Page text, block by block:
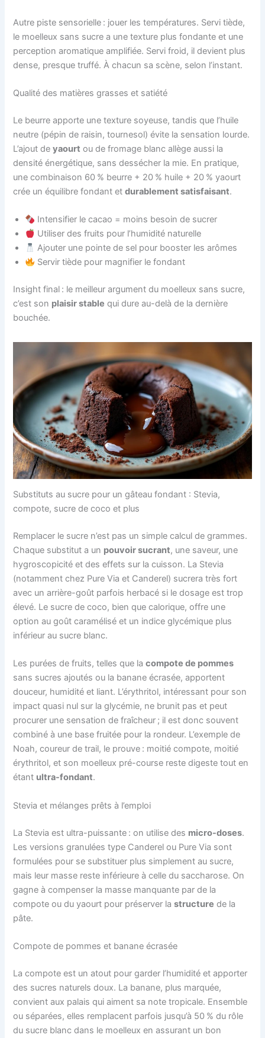
Autre piste sensorielle : jouer les températures. Servi tiède,
le moelleux sans sucre a une texture plus fondante et une
perception aromatique amplifiée. Servi froid, il devient plus
dense, presque truffé. À chacun sa scène, selon l’instant.
Qualité des matières grasses et satiété
Le beurre apporte une texture soyeuse, tandis que l’huile
neutre (pépin de raisin, tournesol) évite la sensation lourde.
L’ajout deyaourt ou de fromage blanc allège aussi la
densité énergétique, sans dessécher la mie. En pratique,
une combinaison 60 % beurre + 20 % huile + 20 % yaourt
crée un équilibre fondant etdurablement satisfaisant.
Intensifier le cacao = moins besoin de sucrer
Utiliser des fruits pour l’humidité naturelle
Ajouter une pointe de sel pour booster les arômes
Servir tiède pour magnifier le fondant
Insight final : le meilleur argument du moelleux sans sucre,
c’est son plaisir stable qui dure au-delà de la dernière
bouchée.
Substituts au sucre pour un gâteau fondant : Stevia,
compote, sucre de coco et plus
Remplacer le sucre n’est pas un simple calcul de grammes.
Chaque substitut a un pouvoir sucrant, une saveur, une
hygroscopicité et des effets sur la cuisson. La Stevia
(notamment chez Pure Via et Canderel) sucrera très fort
avec un arrière-goût parfois herbacé si le dosage est trop
élevé. Le sucre de coco, bien que calorique, offre une
option au goût caramélisé et un indice glycémique plus
inférieur au sucre blanc.
Les purées de fruits, telles que lacompote de pommes
sans sucres ajoutés ou la banane écrasée, apportent
douceur, humidité et liant. L’érythritol, intéressant pour son
impact quasi nul sur la glycémie, ne brunit pas et peut
procurer une sensation de fraîcheur ; il est donc souvent
combiné à une base fruitée pour la rondeur. L’exemple de
Noah, coureur de trail, le prouve : moitié compote, moitié
érythritol, et son moelleux pré-course reste digeste tout en
étant ultra-fondant.
Stevia et mélanges prêts à l’emploi
La Stevia est ultra-puissante : on utilise des micro-doses.
Les versions granulées type Canderel ou Pure Via sont
formulées pour se substituer plus simplement au sucre,
mais leur masse reste inférieure à celle du saccharose. On
gagne à compenser la masse manquante par de la
compote ou du yaourt pour préserver lastructure de la
pâte.
Compote de pommes et banane écrasée
La compote est un atout pour garder l’humidité et apporter
des sucres naturels doux. La banane, plus marquée,
convient aux palais qui aiment sa note tropicale. Ensemble
ou séparées, elles remplacent parfois jusqu’à 50 % du rôle
du sucre blanc dans le moelleux en assurant un bon